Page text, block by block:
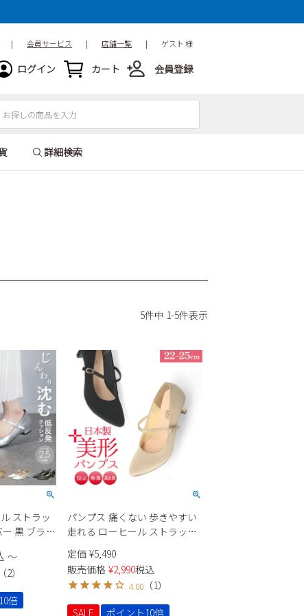
| 会員サービス | 店舗一覧 | ゲスト 様
ログイン カート 会員登録
詳細検索
5件中 1-5件表示
ストラッ
黒 ブラッ
ッド ヒー
〜
（2）
倍
パンプス 痛くない 歩きやすい
走れる ローヒール ストラップ
黒 オフィス 靴 レディース 日本
製 ブラック 高反発 パーティ 美
形パンプス Parade 5501
定価 ¥5,490
販売価格 ¥2,990税込
4.00 （1）
SALE
ポイント10倍